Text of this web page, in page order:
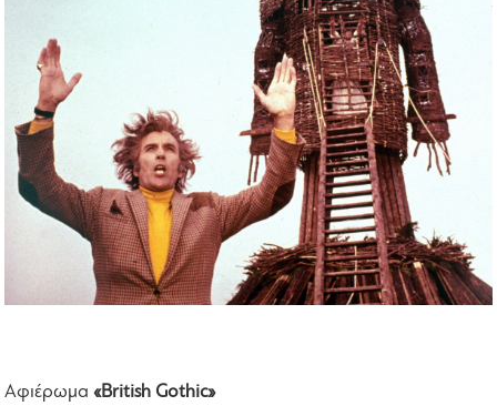
Αφιέρωμα«British Gothic»